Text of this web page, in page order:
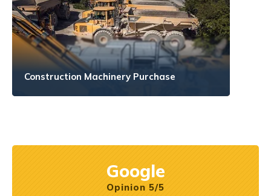
Construction Machinery Purchase
Google
Opinion 5/5